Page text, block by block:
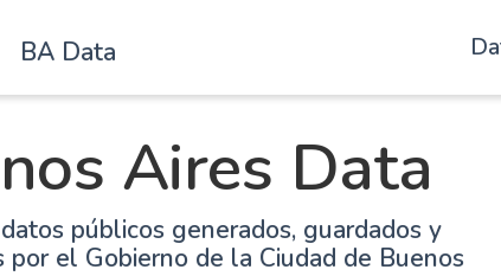
BA Data
Aires Data
públicos generados, guardados y
por el Gobierno de la Ciudad de Buenos